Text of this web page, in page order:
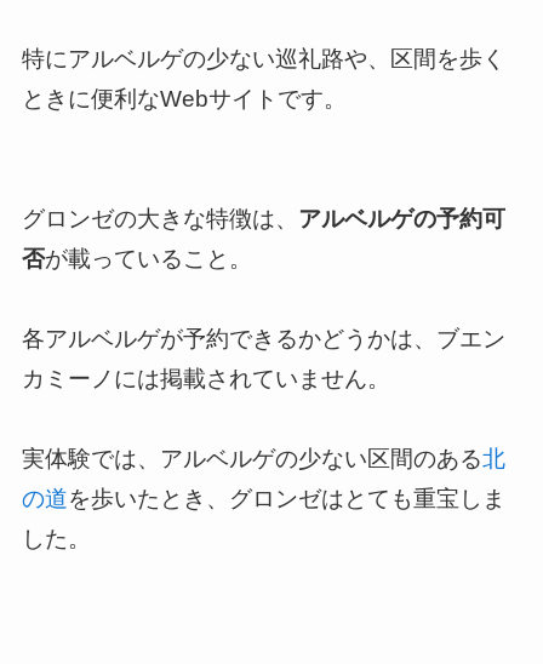
特にアルベルゲの少ない巡礼路や、区間を歩く
ときに便利なWebサイトです。
グロンゼの大きな特徴は、 アルベルゲの予約可
否が載っていること。
各アルベルゲが予約できるかどうかは、ブエン
カミーノには掲載されていません。
実体験では、アルベルゲの少ない区間のある北
の道を歩いたとき、グロンゼはとても重宝しま
した。